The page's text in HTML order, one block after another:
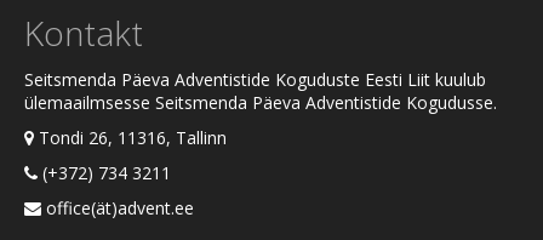
Kontakt
Seitsmenda Päeva Adventistide Koguduste Eesti Liit kuulub
ülemaailmsesse Seitsmenda Päeva Adventistide Kogudusse.
Tondi 26, 11316, Tallinn
(+372) 734 3211
office(ät)advent.ee